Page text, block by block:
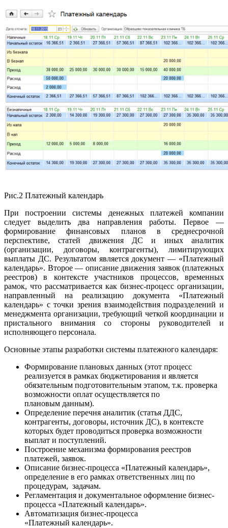
Рис.2 Платежный календарь
При построении системы денежных платежей компании
следует выделить два направления работы. Первое —
формирование финансовых планов в среднесрочной
перспективе, статей движения ДС и иных аналитик
(организации, договоры, контрагенты), лимитирующих
выплаты ДС. Результатом является документ — «Платежный
календарь». Второе — описание движения заявок (платежных
реестров) в контексте участников процессов, временных
рамок, что рассматривается как бизнес-процесс организации,
направленный на реализацию документа «Платежный
календарь» с точки зрения взаимодействия подразделений и
менеджмента организации, требующий четкой координации и
пристального внимания со стороны руководителей и
исполняющего персонала.
Основные этапы разработки системы платежного календаря:
Формирование плановых данных (этот процесс
реализуется в рамках бюджетирования и является
обязательным подготовительным этапом, т.к. проверка
возможности оплат осуществляется по
плановым данным).
Определение перечня аналитик (статья ДДС,
контрагенты, договоры, источник ДС), в контексте
которых будет проводиться проверка возможности
выплат и поступлений.
Построение механизма формирования реестров
платежей, заявок.
Описание бизнес-процесса «Платежный календарь»,
определение в его рамках ответственных лиц по
процедурам, задачам.
Регламентация и документальное оформление бизнес-
процесса «Платежный календарь».
Автоматизация бизнес-процесса
«Платежный календарь».